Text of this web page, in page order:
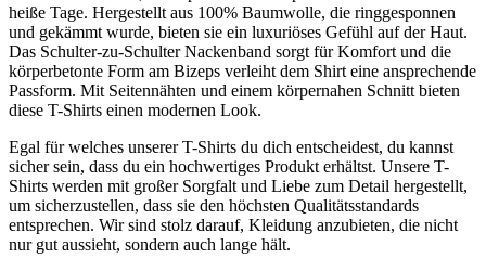
heiße Tage. Hergestellt aus 100% Baumwolle, die ringgesponnen
und gekämmt wurde, bieten sie ein luxuriöses Gefühl auf der Haut.
Das Schulter-zu-Schulter Nackenband sorgt für Komfort und die
körperbetonte Form am Bizeps verleiht dem Shirt eine ansprechende
Passform. Mit Seitennähten und einem körpernahen Schnitt bieten
diese T-Shirts einen modernen Look.
Egal für welches unserer T-Shirts du dich entscheidest, du kannst
sicher sein, dass du ein hochwertiges Produkt erhältst. Unsere T-
Shirts werden mit großer Sorgfalt und Liebe zum Detail hergestellt,
um sicherzustellen, dass sie den höchsten Qualitätsstandards
entsprechen. Wir sind stolz darauf, Kleidung anzubieten, die nicht
nur gut aussieht, sondern auch lange hält.